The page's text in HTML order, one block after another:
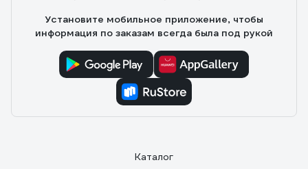
Установите мобильное приложение, чтобы
информация по заказам всегда была под рукой
Каталог